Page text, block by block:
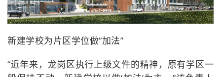
新建学校为片区学位做“加法”
“近年来，龙岗区执行上级文件的精神，原有学区一